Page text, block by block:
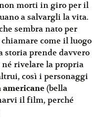
morti in giro per il
a salvargli la vita.
sembra nato per
come il luogo
storia prende davvero
né rivelare la propria
così i personaggi
(bella
il film, perché